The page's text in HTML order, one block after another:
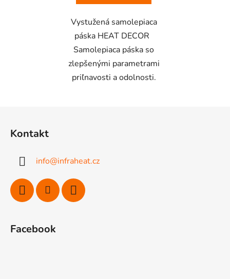
Vystužená samolepiaca
páska HEAT DECOR
Samolepiaca páska so
zlepšenými parametrami
priľnavosti a odolnosti.
Kontakt
info@infraheat.cz
Facebook